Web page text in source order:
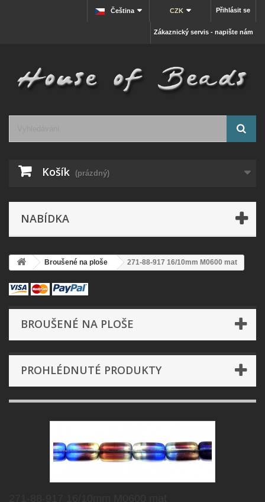
Přihlásit se
CZK
Čeština
Zákaznický servis - napište nám
Košík (prázdný)
NABÍDKA
Broušené na ploše 271-88-917 16/10mm M0600 mat
BROUŠENÉ NA PLOŠE
PROHLÉDNUTÉ PRODUKTY